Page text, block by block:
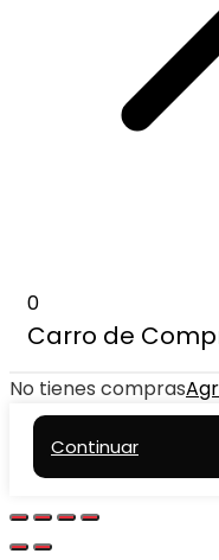
0
Carro de
No tienes compras
Continuar